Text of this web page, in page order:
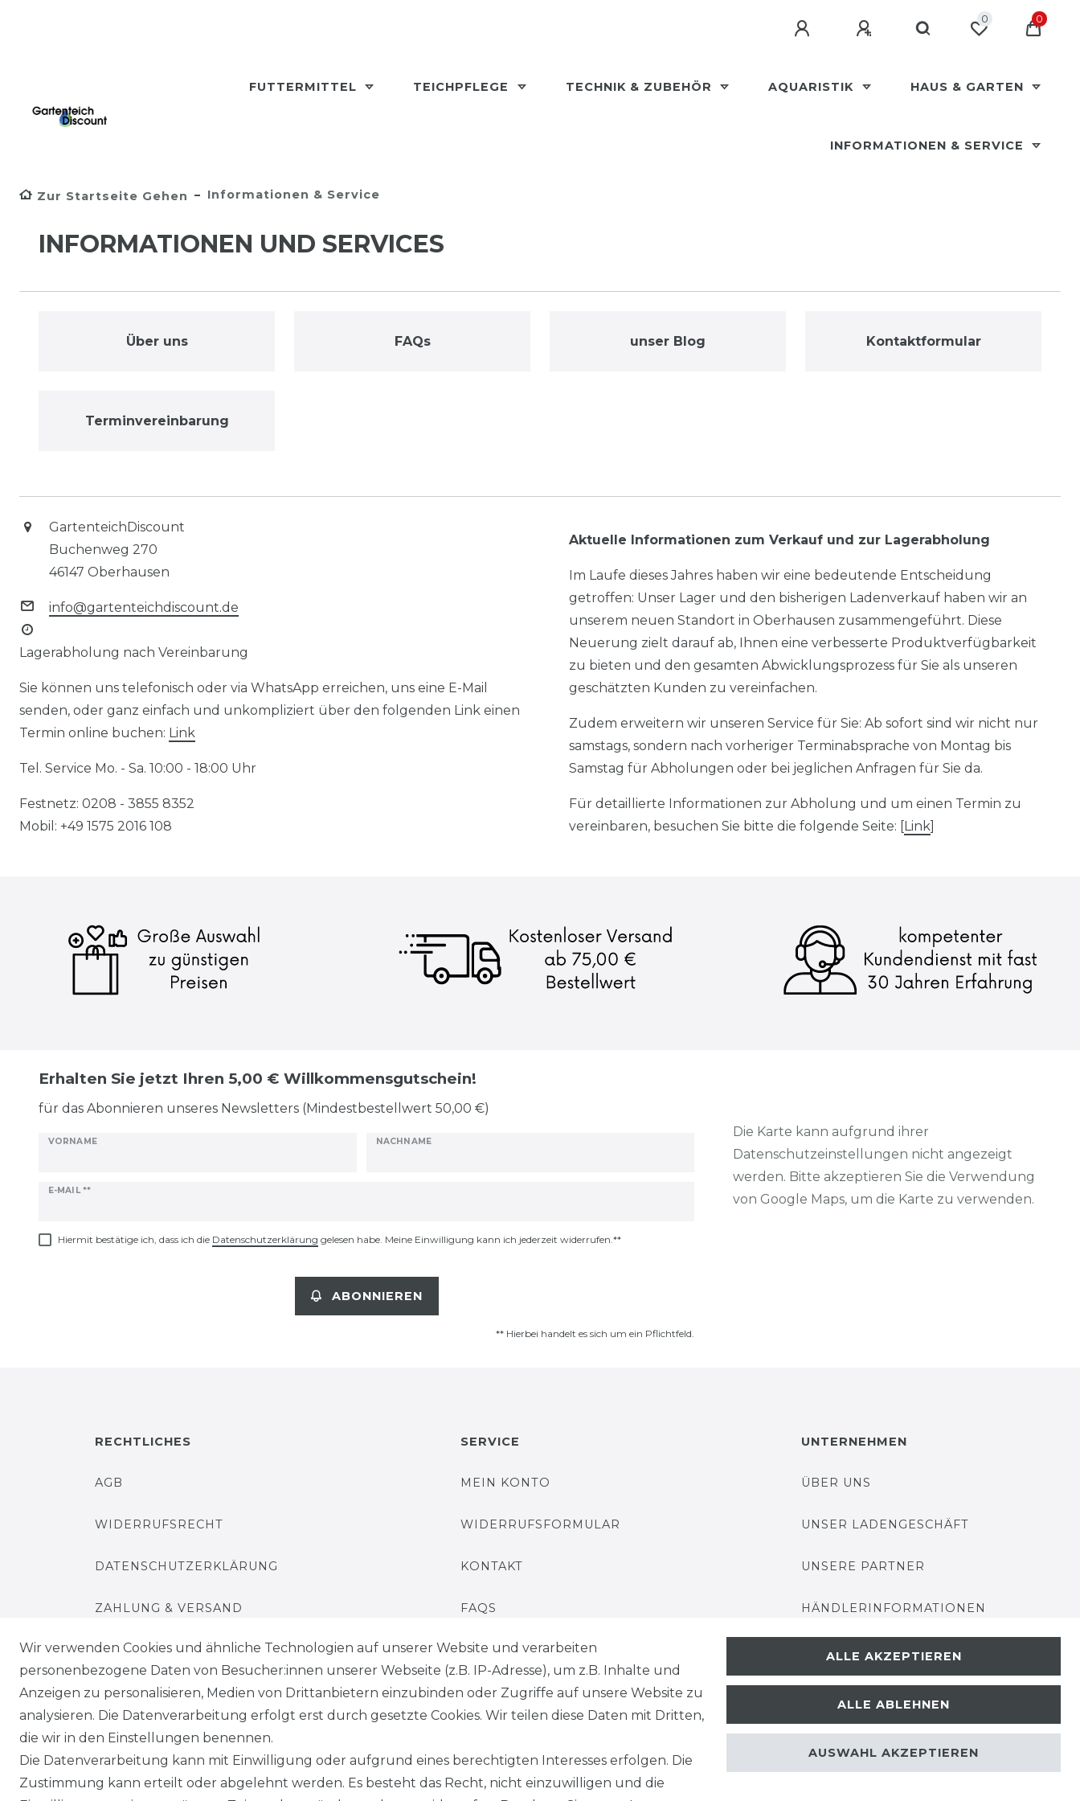
0 0
FUTTERMITTEL TEICHPFLEGE TECHNIK & ZUBEHÖR AQUARISTIK HAUS & GARTEN
INFORMATIONEN & SERVICE
Zur Startseite Gehen Informationen & Service
INFORMATIONEN UND SERVICES
Über uns FAQs unser Blog Kontaktformular
Terminvereinbarung
GartenteichDiscount
Buchenweg 270
46147 Oberhausen
info@gartenteichdiscount.de
Lagerabholung nach Vereinbarung
Sie können uns telefonisch oder via WhatsApp erreichen, uns eine E-Mail
senden, oder ganz einfach und unkompliziert über den folgenden Link einen
Termin online buchen: Link
Tel. Service Mo. - Sa. 10:00 - 18:00 Uhr
Festnetz: 0208 - 3855 8352
Mobil: +49 1575 2016 108
Aktuelle Informationen zum Verkauf und zur Lagerabholung
Im Laufe dieses Jahres haben wir eine bedeutende Entscheidung
getroffen: Unser Lager und den bisherigen Ladenverkauf haben wir an
unserem neuen Standort in Oberhausen zusammengeführt. Diese
Neuerung zielt darauf ab, Ihnen eine verbesserte Produktverfügbarkeit
zu bieten und den gesamten Abwicklungsprozess für Sie als unseren
geschätzten Kunden zu vereinfachen.
Zudem erweitern wir unseren Service für Sie: Ab sofort sind wir nicht nur
samstags, sondern nach vorheriger Terminabsprache von Montag bis
Samstag für Abholungen oder bei jeglichen Anfragen für Sie da.
Für detaillierte Informationen zur Abholung und um einen Termin zu
vereinbaren, besuchen Sie bitte die folgende Seite: [Link]
Erhalten Sie jetzt Ihren 5,00 € Willkommensgutschein!
für das Abonnieren unseres Newsletters (Mindestbestellwert 50,00 €)
VORNAME NACHNAME
E-MAIL **
Newsletter
Hiermit bestätige ich, dass ich die Daten­schutz­erklärung gelesen habe. Meine Einwilligung kann ich jederzeit widerrufen.**
ABONNIEREN
** Hierbei handelt es sich um ein Pflichtfeld.
Die Karte kann aufgrund ihrer
Datenschutzeinstellungen nicht angezeigt
werden. Bitte akzeptieren Sie die Verwendung
von Google Maps, um die Karte zu verwenden.
RECHTLICHES
AGB
WIDERRUFSRECHT
DATENSCHUTZERKLÄRUNG
ZAHLUNG & VERSAND
IMPRESSUM
SERVICE
MEIN KONTO
WIDERRUFSFORMULAR
KONTAKT
FAQS
UNTERNEHMEN
ÜBER UNS
UNSER LADENGESCHÄFT
UNSERE PARTNER
HÄNDLERINFORMATIONEN
BLOG
Senden Sie uns eine Nachricht per Whatsapp*
Wir verwenden Cookies und ähnliche Technologien auf unserer Website und verarbeiten
personenbezogene Daten von Besucher:innen unserer Webseite (z.B. IP-Adresse), um z.B. Inhalte und
Anzeigen zu personalisieren, Medien von Drittanbietern einzubinden oder Zugriffe auf unsere Website zu
analysieren. Die Datenverarbeitung erfolgt erst durch gesetzte Cookies. Wir teilen diese Daten mit Dritten,
die wir in den Einstellungen benennen.
Die Datenverarbeitung kann mit Einwilligung oder aufgrund eines berechtigten Interesses erfolgen. Die
Zustimmung kann erteilt oder abgelehnt werden. Es besteht das Recht, nicht einzuwilligen und die
ALLE AKZEPTIEREN
ALLE ABLEHNEN
AUSWAHL AKZEPTIEREN